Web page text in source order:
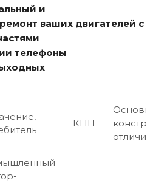
и
ваших двигателей с
телефоны
КПП
отличия